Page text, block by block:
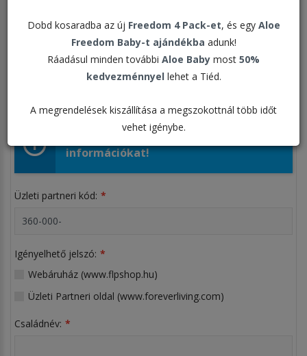
Dobd kosaradba az új Freedom 4 Pack-et, és egy Aloe
Freedom Baby-t ajándékba adunk!
Ráadásul minden további Aloe Baby most 50%
kedvezménnyel lehet a Tiéd.
A megrendelések kiszállítása a megszokottnál több időt
vehet igénybe.
Jelszó igénylés
ÜZLETI PARTNEREKNEK
KISKERESKEDELMI VÁSÁRLÓKNAK
Kérem adja meg a szükséges
információkat!
Üzleti partneri kód:
Igényelhető jelszó:
Webáruház (www.flpshop.hu)
Üzleti Partneri oldal (www.foreverliving.com)
Családnév: